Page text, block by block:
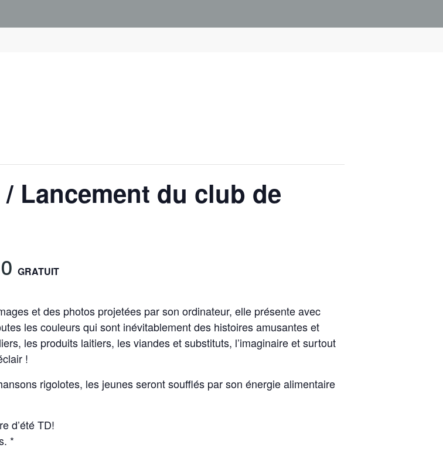
Lancement du club de
GRATUIT
et des photos projetées par son ordinateur, elle présente avec
les couleurs qui sont inévitablement des histoires amusantes et
les produits laitiers, les viandes et substituts, l’imaginaire et surtout
!
rigolotes, les jeunes seront soufflés par son énergie alimentaire
d’été TD!
*